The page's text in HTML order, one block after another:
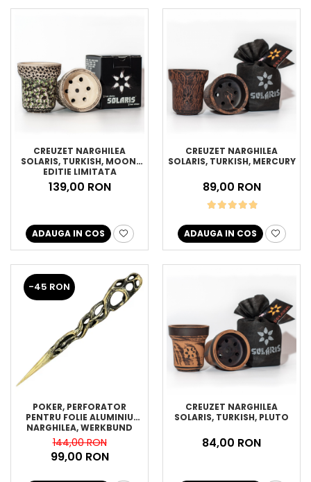
CREUZET NARGHILEA
SOLARIS, TURKISH, MOON,
EDITIE LIMITATA
139,00 RON
ADAUGA IN COS
CREUZET NARGHILEA
SOLARIS, TURKISH, MERCURY
89,00 RON
ADAUGA IN COS
-45 RON
POKER, PERFORATOR
PENTRU FOLIE ALUMINIU
NARGHILEA, WERKBUND
144,00 RON
99,00 RON
CREUZET NARGHILEA
SOLARIS, TURKISH, PLUTO
84,00 RON